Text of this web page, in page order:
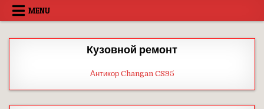
Skip
MENU
Кузовной ремонт
Антикор Changan CS95